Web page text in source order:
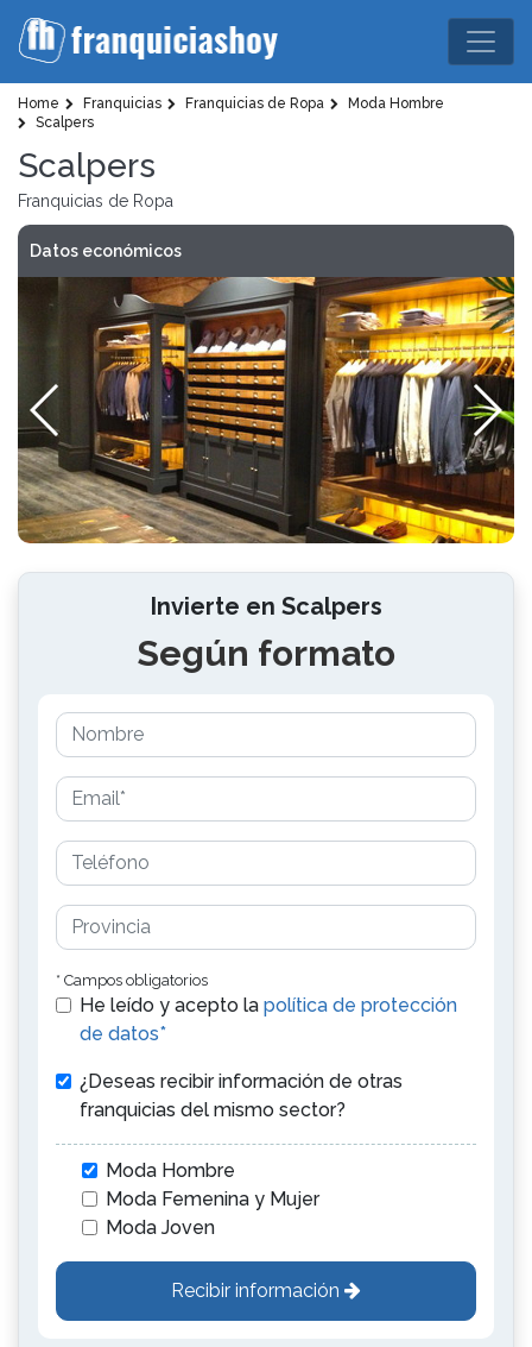
Home Franquicias Franquicias de Ropa
Moda Hombre
Scalpers
Scalpers
Franquicias de Ropa
Datos económicos
Invierte en Scalpers
Según formato
* Campos obligatorios
He leído y acepto la política de protección
de datos*
¿Deseas recibir información de otras
franquicias del mismo sector?
Moda Hombre
Moda Femenina y Mujer
Moda Joven
Recibir información